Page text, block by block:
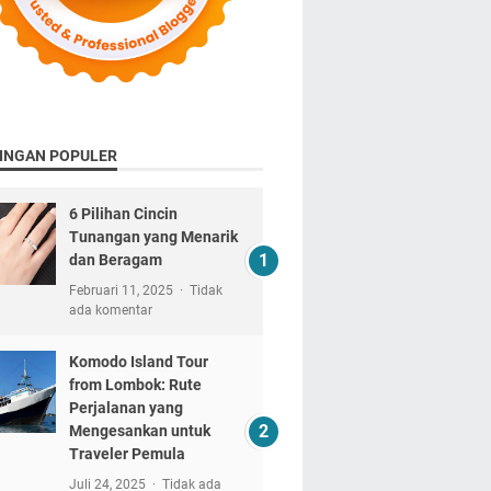
POPULER
6 Pilihan Cincin
Tunangan yang Menarik
dan Beragam
Februari 11, 2025
Tidak
ada komentar
Komodo Island Tour
from Lombok: Rute
Perjalanan yang
Mengesankan untuk
Traveler Pemula
Juli 24, 2025 Tidak ada